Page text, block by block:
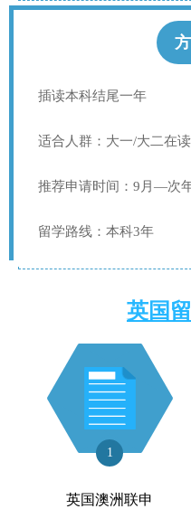
插读本科结尾一年
适合人群：大一/大二在读
推荐申请时间：9月—次
留学路线：本科3年
英国
1
英国澳洲联申